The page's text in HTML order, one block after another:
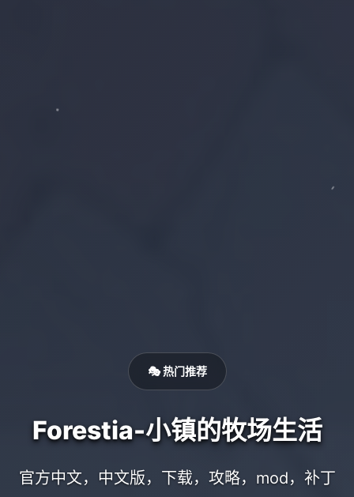
🎭 热门推荐
Forestia-小镇的牧场生活
官方中文，中文版，下载，攻略，mod，补丁